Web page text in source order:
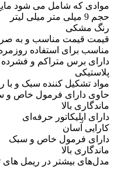
موادی که شامل می شود
حجم 9 میلی متر میلی لیتر
رنگ مشکی
قیمت قیمت مناسب و به
مناسب برای استفاده
دارای برس متراکم و
پلاستیکی
مواد تشکیل کننده سبک و با
حاوی دارای فرمول خاص و
ماندگاری بالا
دارای اپلیکاتور حرفه‌ای
کارایی آسان
دارای فرمول خاص و سبک
ماندگاری بالا
مدل‌های بیشتر در ریمل های